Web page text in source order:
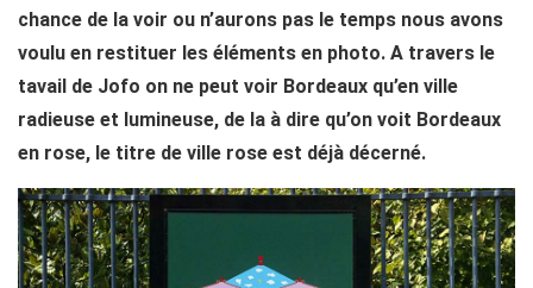
chance de la voir ou n’aurons pas le temps nous avons
voulu en restituer les éléments en photo. A travers le
tavail de Jofo on ne peut voir Bordeaux qu’en ville
radieuse et lumineuse, de la à dire qu’on voit Bordeaux
en rose, le titre de ville rose est déjà décerné.